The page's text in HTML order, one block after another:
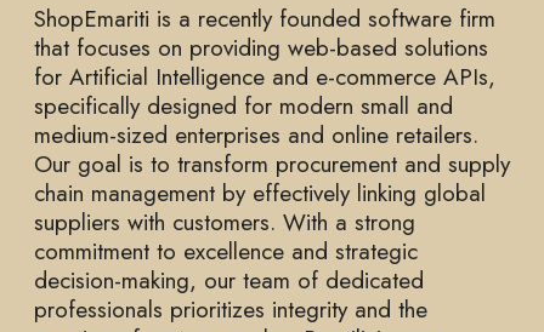
ShopEmariti is a recently founded software firm
that focuses on providing web-based solutions
for Artificial Intelligence and e-commerce APIs,
specifically designed for modern small and
medium-sized enterprises and online retailers.
Our goal is to transform procurement and supply
chain management by effectively linking global
suppliers with customers. With a strong
commitment to excellence and strategic
decision-making, our team of dedicated
professionals prioritizes integrity and the